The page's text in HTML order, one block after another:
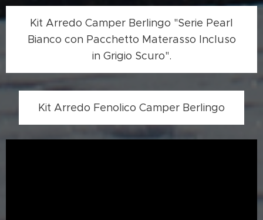
Kit Arredo Camper Berlingo "Serie Pearl
Bianco con Pacchetto Materasso Incluso
in Grigio Scuro".
Kit Arredo Fenolico Camper Berlingo